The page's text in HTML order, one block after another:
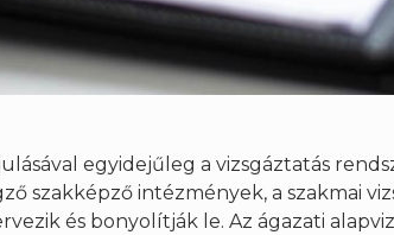
egyidejűleg a vizsgáztatás
szakképző intézmények, a szakmai
és bonyolítják le. Az ágazati